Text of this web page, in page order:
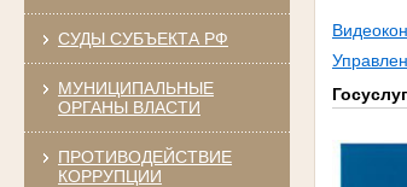
СУДЫ СУБЪЕКТА РФ
МУНИЦИПАЛЬНЫЕ
ОРГАНЫ ВЛАСТИ
ПРОТИВОДЕЙСТВИЕ
КОРРУПЦИИ